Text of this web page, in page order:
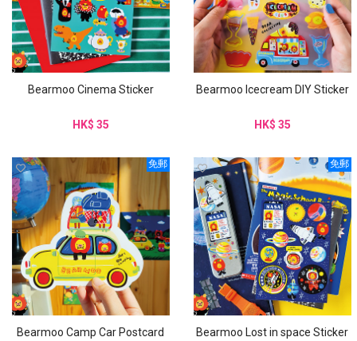
Bearmoo Cinema Sticker
HK$ 35
Bearmoo Icecream DIY Sticker
HK$ 35
免郵
Bearmoo Camp Car Postcard
免郵
Bearmoo Lost in space Sticker